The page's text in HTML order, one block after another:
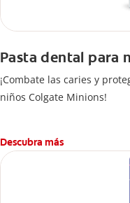
Pasta dental para
¡Combate las caries y
niños Colgate Minions!
Descubra más